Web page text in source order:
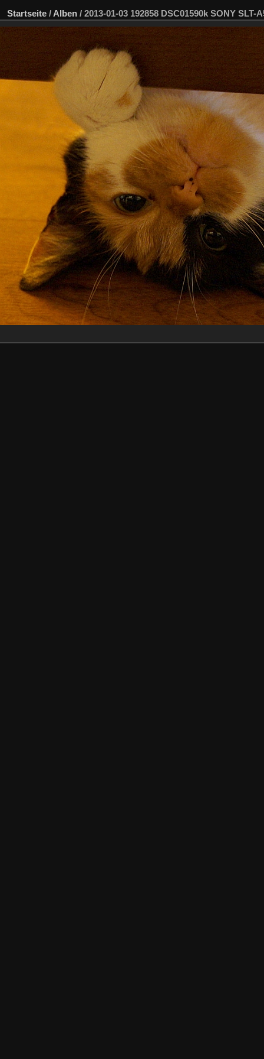
Startseite / Alben / 2013-01-03 192858 DSC01590k SONY SLT-